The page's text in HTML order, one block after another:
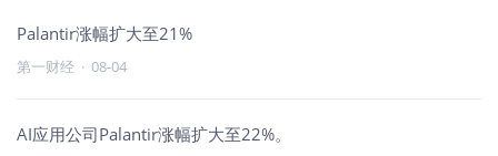
Palantir涨幅扩大至21%
第一财经 · 08-04
AI应用公司Palantir涨幅扩大至22%。